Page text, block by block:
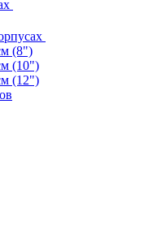
(8")
(10")
(12")